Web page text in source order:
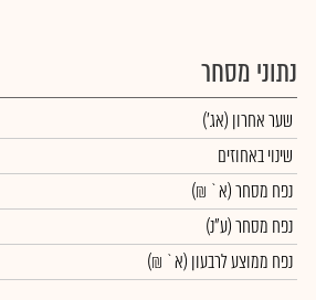
נתוני מסחר
שער אחרון (אג')
שינוי באחוזים
נפח מסחר(א` ₪)
נפח מסחר(ע"נ)
נפח ממוצע לרבעון (א` ₪)